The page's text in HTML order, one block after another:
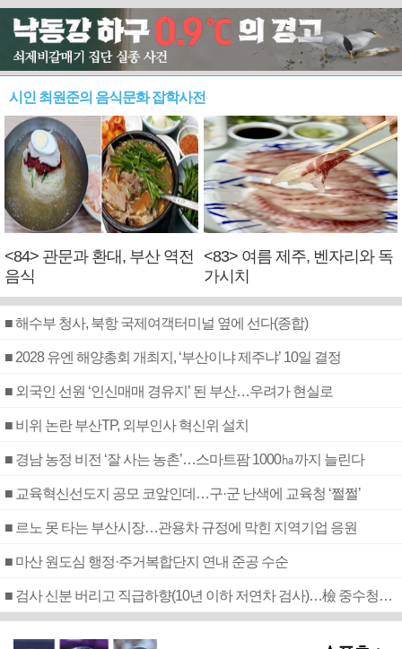
시인 최원준의 음식문화 잡학사전
<84> 관문과 환대, 부산 역전
음식
<83> 여름 제주, 벤자리와 독
가시치
■ 해수부 청사, 북항 국제여객터미널 옆에 선다(종합)
■ 2028 유엔 해양총회 개최지, ‘부산이냐 제주냐’ 10일 결정
■ 외국인 선원 ‘인신매매 경유지’ 된 부산…우려가 현실로
■ 비위 논란 부산TP, 외부인사 혁신위 설치
■ 경남 농정 비전 ‘잘 사는 농촌’…스마트팜 1000㏊까지 늘린다
■ 교육혁신선도지 공모 코앞인데…구·군 난색에 교육청 ‘쩔쩔’
■ 르노 못 타는 부산시장…관용차 규정에 막힌 지역기업 응원
■ 마산 원도심 행정·주거복합단지 연내 준공 수순
■ 검사 신분 버리고 직급하향(10년 이하 저연차 검사)…檢 중수청행 기피